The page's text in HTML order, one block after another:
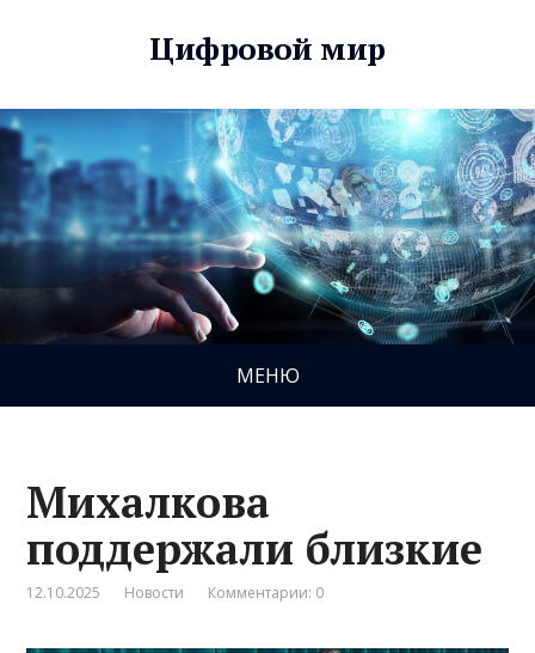
Цифровой мир
МЕНЮ
Михалкова
поддержали близкие
12.10.2025 Новости Комментарии: 0